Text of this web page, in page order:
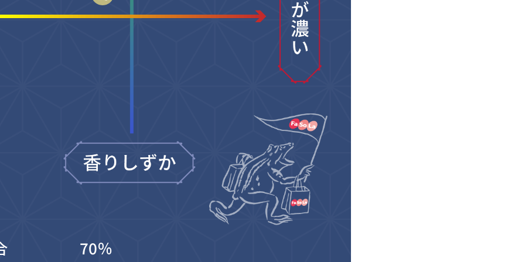
70%